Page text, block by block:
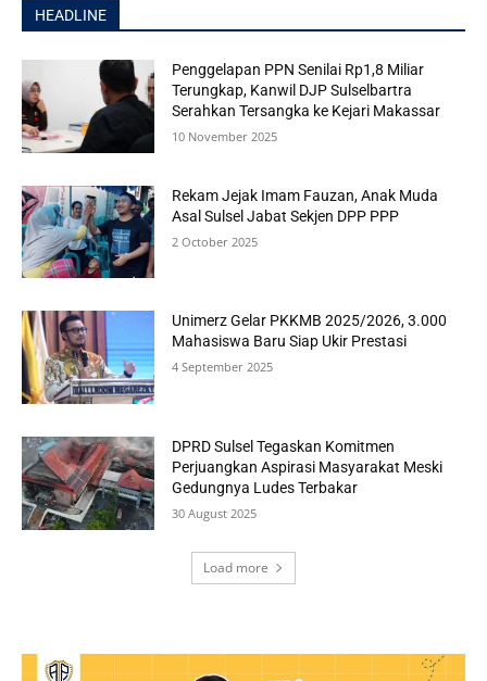
HEADLINE
Penggelapan PPN Senilai Rp1,8 Miliar
Terungkap, Kanwil DJP Sulselbartra
Serahkan Tersangka ke Kejari Makassar
10 November 2025
Rekam Jejak Imam Fauzan, Anak Muda
Asal Sulsel Jabat Sekjen DPP PPP
2 October 2025
Unimerz Gelar PKKMB 2025/2026, 3.000
Mahasiswa Baru Siap Ukir Prestasi
4 September 2025
DPRD Sulsel Tegaskan Komitmen
Perjuangkan Aspirasi Masyarakat Meski
Gedungnya Ludes Terbakar
30 August 2025
Load more